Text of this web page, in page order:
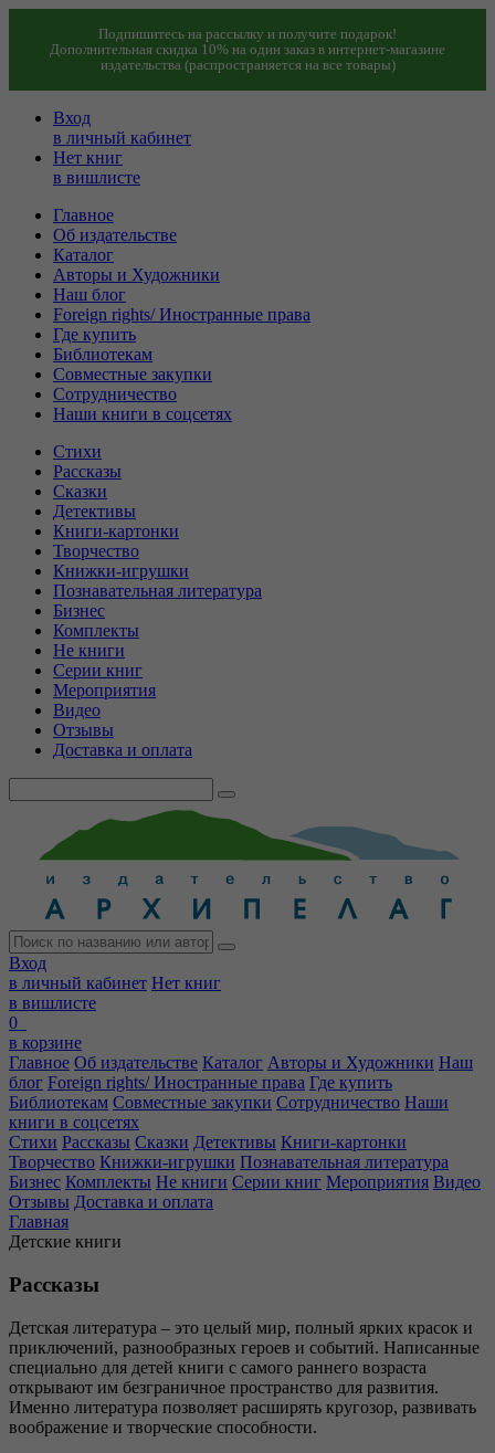
Подпишитесь на рассылку и получите подарок!
Дополнительная скидка 10% на один заказ в интернет-магазине
издательства (распространяется на все товары)
Вход
в личный кабинет
Нет книг
в вишлисте
Главное
Об издательстве
Каталог
Авторы и Художники
Наш блог
Foreign rights/ Иностранные права
Где купить
Библиотекам
Совместные закупки
Сотрудничество
Наши книги в соцсетях
Стихи
Рассказы
Сказки
Детективы
Книги-картонки
Творчество
Книжки-игрушки
Познавательная литература
Бизнес
Комплекты
Не книги
Серии книг
Мероприятия
Видео
Отзывы
Доставка и оплата
Вход
в личный кабинет Нет книг
в вишлисте
0
в корзине
Главное Об издательстве Каталог Авторы и Художники Наш
блог Foreign rights/ Иностранные права Где купить
Библиотекам Совместные закупки Сотрудничество Наши
книги в соцсетях
Стихи Рассказы Сказки Детективы Книги-картонки
Творчество Книжки-игрушки Познавательная литература
Бизнес Комплекты Не книги Серии книг Мероприятия Видео
Отзывы Доставка и оплата
Главная
Детские книги
Рассказы
Детская литература – это целый мир, полный ярких красок и
приключений, разнообразных героев и событий. Написанные
специально для детей книги с самого раннего возраста
открывают им безграничное пространство для развития.
Именно литература позволяет расширять кругозор, развивать
воображение и творческие способности.